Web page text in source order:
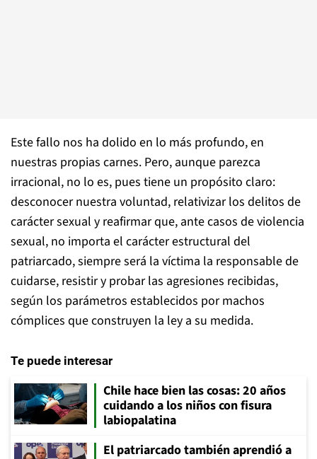
Este fallo nos ha dolido en lo más profundo, en
nuestras propias carnes. Pero, aunque parezca
irracional, no lo es, pues tiene un propósito claro:
desconocer nuestra voluntad, relativizar los delitos de
carácter sexual y reafirmar que, ante casos de violencia
sexual, no importa el carácter estructural del
patriarcado, siempre será la víctima la responsable de
cuidarse, resistir y probar las agresiones recibidas,
según los parámetros establecidos por machos
cómplices que construyen la ley a su medida.
Te puede interesar
Chile hace bien las cosas: 20 años
cuidando a los niños con fisura
labiopalatina
El patriarcado también aprendió a